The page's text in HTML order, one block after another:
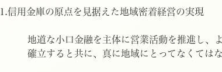
1.信用金庫の原点を見据えた地域密着経営の実現
地道な小口金融を主体に営業活動を推進し、よ
確立すると共に、真に地域にとってなくてはな